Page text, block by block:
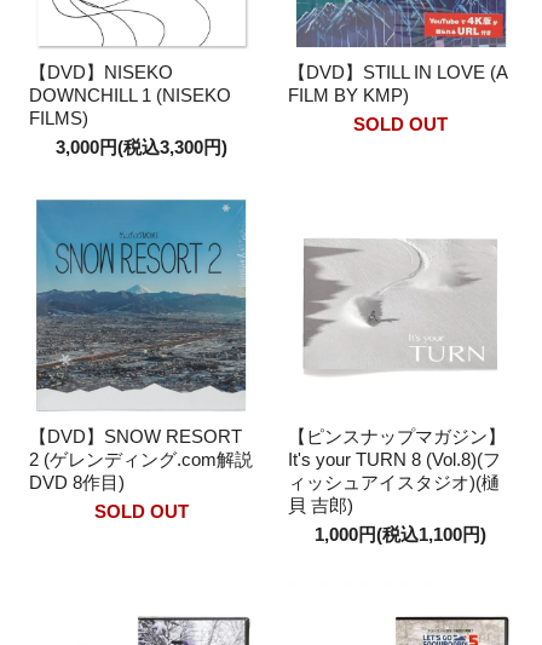
【DVD】NISEKO
DOWNCHILL 1 (NISEKO
FILMS)
3,000円(税込3,300円)
【DVD】STILL IN LOVE (A
FILM BY KMP)
SOLD OUT
【DVD】SNOW RESORT
2 (ゲレンディング.com解説
DVD 8作目)
SOLD OUT
【ピンスナップマガジン】
It's your TURN 8 (Vol.8)(フ
ィッシュアイスタジオ)(樋
貝 吉郎)
1,000円(税込1,100円)